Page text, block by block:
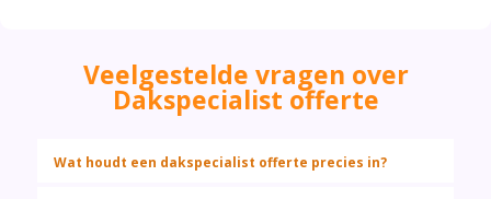
Veelgestelde vragen over
Dakspecialist offerte
Wat houdt een dakspecialist offerte precies in?